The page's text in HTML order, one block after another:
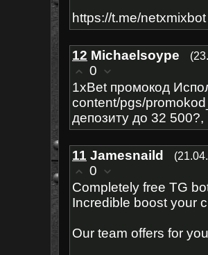
https://t.me/netxmixbot
12 Michaelsoype
0
1xBet промокод
content/pgs/
депозиту до 32
11 Jamesnaild
0
Completely free TG
Incredible boost your
Our team offers for